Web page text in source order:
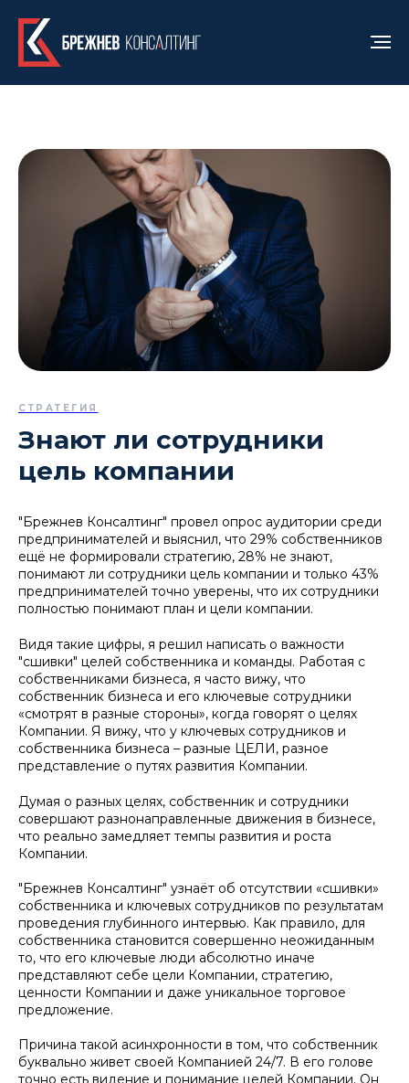
СТРАТЕГИЯ
Знают ли сотрудники
цель компании
"Брежнев Консалтинг" провел опрос аудитории среди
предпринимателей и выяснил, что 29% собственников
ещё не формировали стратегию, 28% не знают,
понимают ли сотрудники цель компании и только 43%
предпринимателей точно уверены, что их сотрудники
полностью понимают план и цели компании.
Видя такие цифры, я решил написать о важности
"сшивки" целей собственника и команды. Работая с
собственниками бизнеса, я часто вижу, что
собственник бизнеса и его ключевые сотрудники
«смотрят в разные стороны», когда говорят о целях
Компании. Я вижу, что у ключевых сотрудников и
собственника бизнеса – разные ЦЕЛИ, разное
представление о путях развития Компании.
Думая о разных целях, собственник и сотрудники
совершают разнонаправленные движения в бизнесе,
что реально замедляет темпы развития и роста
Компании.
"Брежнев Консалтинг" узнаёт об отсутствии «сшивки»
собственника и ключевых сотрудников по результатам
проведения глубинного интервью. Как правило, для
собственника становится совершенно неожиданным
то, что его ключевые люди абсолютно иначе
представляют себе цели Компании, стратегию,
ценности Компании и даже уникальное торговое
предложение.
Причина такой асинхронности в том, что собственник
буквально живет своей Компанией 24/7. В его голове
точно есть видение и понимание целей Компании. Он